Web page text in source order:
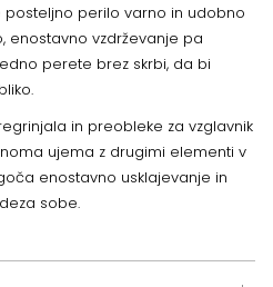
perilo varno in udobno
enostavno vzdrževanje pa
perete brez skrbi, da bi
in preobleke za vzglavnik
ujema z drugimi elementi v
enostavno usklajevanje in
sobe.